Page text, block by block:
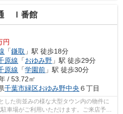
Ｉ番館
円
「鎌取 」駅 徒歩18分
原線 「おゆみ野 」駅 徒歩29分
原線 「学園前 」駅 徒歩30分
/ 53.72㎡
千葉市緑区おゆみ野中央 ６丁目
した街並みの様な大型タウン内の物件に
車場がご利用いただけます。ご来店予約